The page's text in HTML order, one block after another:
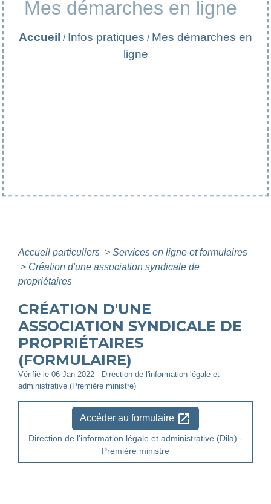
Mes démarches en ligne
Accueil / Infos pratiques / Mes démarches en
ligne
Accueil particuliers > Services en ligne et formulaires
> Création d'une association syndicale de
propriétaires
CRÉATION D'UNE
ASSOCIATION SYNDICALE DE
PROPRIÉTAIRES
(FORMULAIRE)
Vérifié le 06 Jan 2022 - Direction de l'information légale et
administrative (Première ministre)
Accéder au formulaire open_in_new
Direction de l'information légale et administrative (Dila) -
Première ministre